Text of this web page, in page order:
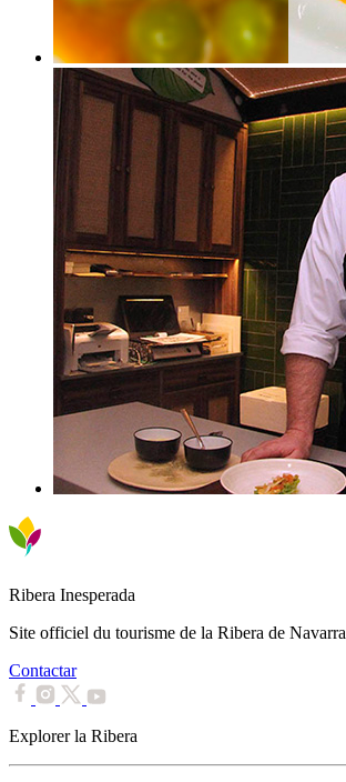
Ribera Inesperada
Site officiel du tourisme de la Ribera de Navarra
Contactar
Explorer la Ribera